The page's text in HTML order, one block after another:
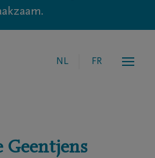
NL FR
Geentjens